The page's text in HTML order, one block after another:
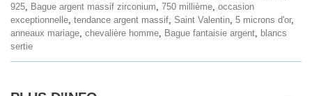
925, Bague argent massif zirconium, 750 millième, occasion
exceptionnelle, tendance argent massif, Saint Valentin, 5 microns d'or,
anneaux mariage, chevalière homme, Bague fantaisie argent, blancs
sertie